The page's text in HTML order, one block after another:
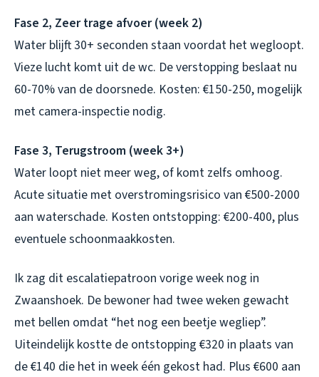
Fase 2, Zeer trage afvoer (week 2)
Water blijft 30+ seconden staan voordat het wegloopt.
Vieze lucht komt uit de wc. De verstopping beslaat nu
60-70% van de doorsnede. Kosten: €150-250, mogelijk
met camera-inspectie nodig.
Fase 3, Terugstroom (week 3+)
Water loopt niet meer weg, of komt zelfs omhoog.
Acute situatie met overstromingsrisico van €500-2000
aan waterschade. Kosten ontstopping: €200-400, plus
eventuele schoonmaakkosten.
Ik zag dit escalatiepatroon vorige week nog in
Zwaanshoek. De bewoner had twee weken gewacht
met bellen omdat “het nog een beetje wegliep”.
Uiteindelijk kostte de ontstopping €320 in plaats van
de €140 die het in week één gekost had. Plus €600 aan